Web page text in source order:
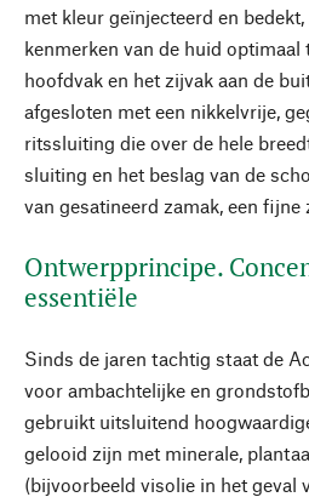
met kleur geïnjecteerd en
kenmerken van de huid
hoofdvak en het zijvak aan de
afgesloten met een nikkelvrije,
ritssluiting die over de hele
sluiting en het beslag van de
van gesatineerd zamak, een fijne
Ontwerpprincipe.
essentiële
Sinds de jaren tachtig staat de
voor ambachtelijke en
gebruikt uitsluitend
gelooid zijn met minerale,
(bijvoorbeeld visolie in het geval